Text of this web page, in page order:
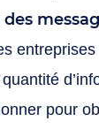
pour